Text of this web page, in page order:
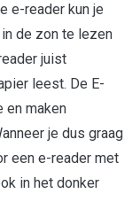
e-reader kun je
de zon te lezen
juist
leest. De E-
en maken
je dus graag
een e-reader met
in het donker